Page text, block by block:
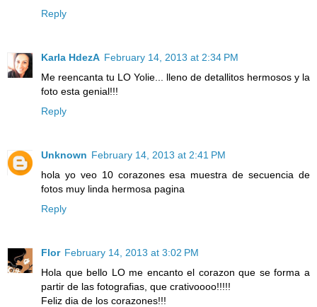
Reply
Karla HdezA February 14, 2013 at 2:34 PM
Me reencanta tu LO Yolie... lleno de detallitos hermosos y la
foto esta genial!!!
Reply
Unknown February 14, 2013 at 2:41 PM
hola yo veo 10 corazones esa muestra de secuencia de
fotos muy linda hermosa pagina
Reply
Flor February 14, 2013 at 3:02 PM
Hola que bello LO me encanto el corazon que se forma a
partir de las fotografias, que crativoooo!!!!!
Feliz dia de los corazones!!!